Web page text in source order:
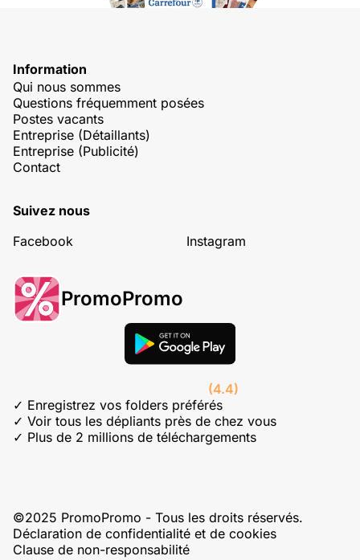
Information
Qui nous sommes
Questions fréquemment posées
Postes vacants
Entreprise (Détaillants)
Entreprise (Publicité)
Contact
Suivez nous
Facebook
Instagram
PromoPromo
(4.4)
✓ Enregistrez vos folders préférés
✓ Voir tous les dépliants près de chez vous
✓ Plus de 2 millions de téléchargements
©2025 PromoPromo - Tous les droits réservés.
Déclaration de confidentialité et de cookies
Clause de non-responsabilité